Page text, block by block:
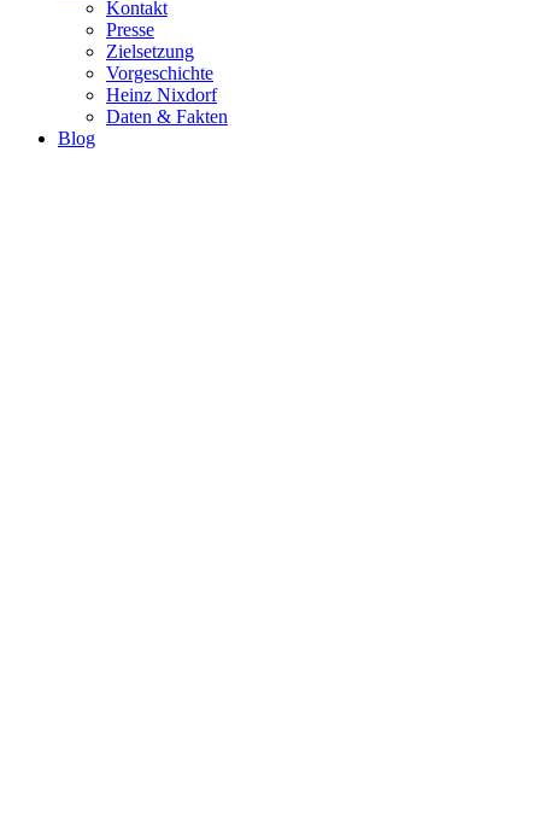
Kontakt
Presse
Zielsetzung
Vorgeschichte
Heinz Nixdorf
Daten & Fakten
Blog